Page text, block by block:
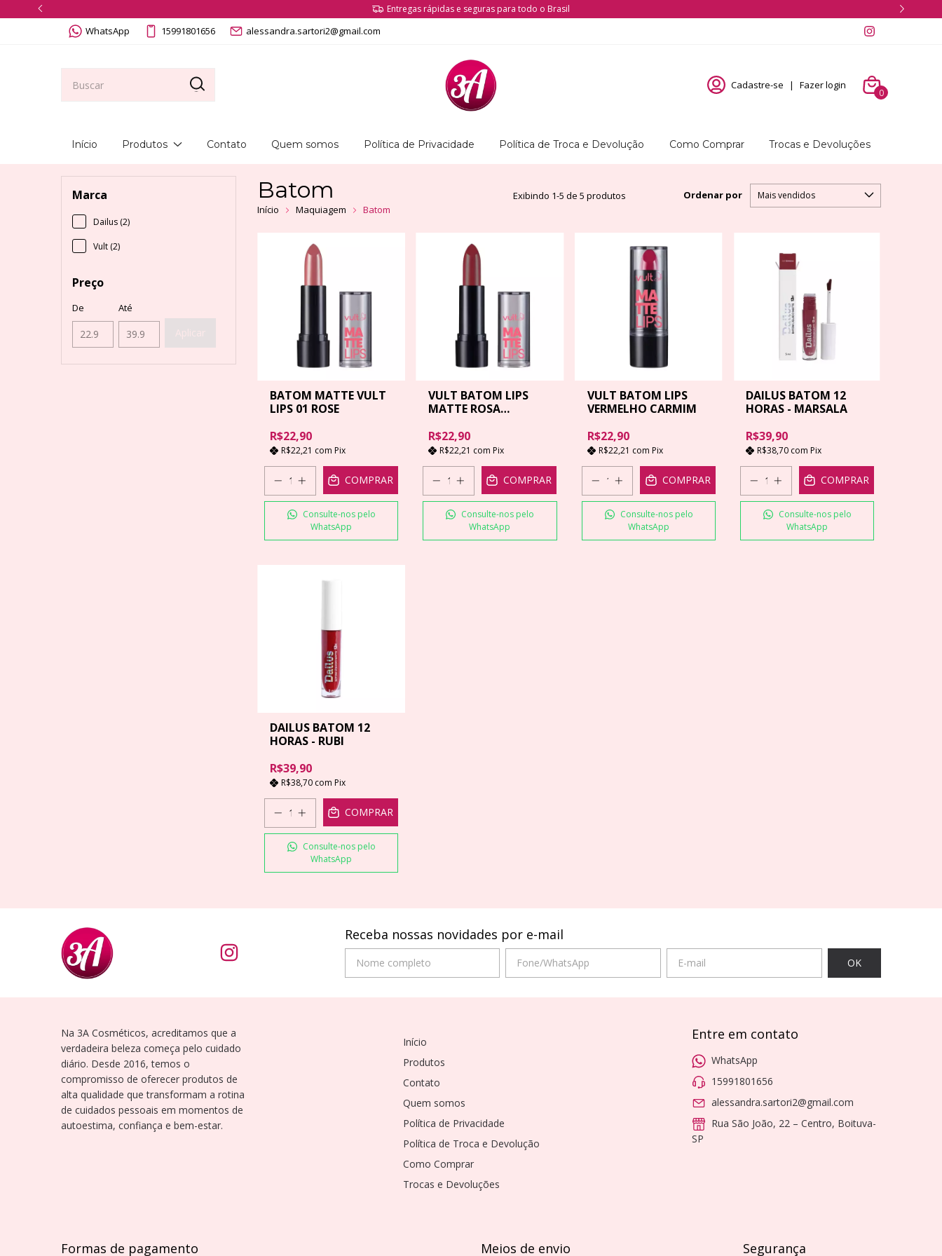
Entregas rápidas e seguras para todo o Brasil
WhatsApp 15991801656 alessandra.sartori2@gmail.com
Cadastre-se | Fazer login
0
Início Produtos Contato Quem somos Política de Privacidade Política de Troca e Devolução Como Comprar Trocas e Devoluções
Marca
Dailus (2)
Vult (2)
Preço
De Até
Aplicar
Batom
Início Maquiagem Batom
Exibindo 1-5 de 5 produtos Ordenar por
BATOM MATTE VULT
LIPS 01 ROSE
R$22,90
R$22,21 com Pix
COMPRAR
Consulte-nos pelo
WhatsApp
VULT BATOM LIPS
MATTE ROSA
R$22,90
R$22,21 com Pix
COMPRAR
Consulte-nos pelo
WhatsApp
VULT BATOM LIPS
VERMELHO CARMIM
R$22,90
R$22,21 com Pix
COMPRAR
Consulte-nos pelo
WhatsApp
DAILUS BATOM 12
HORAS - MARSALA
R$39,90
R$38,70 com Pix
COMPRAR
Consulte-nos pelo
WhatsApp
DAILUS BATOM 12
HORAS - RUBI
R$39,90
R$38,70 com Pix
COMPRAR
Consulte-nos pelo
WhatsApp
Receba nossas novidades por e-mail
Na 3A Cosméticos, acreditamos que a
verdadeira beleza começa pelo cuidado
diário. Desde 2016, temos o
compromisso de oferecer produtos de
alta qualidade que transformam a rotina
de cuidados pessoais em momentos de
autoestima, confiança e bem-estar.
Início
Produtos
Contato
Quem somos
Política de Privacidade
Política de Troca e Devolução
Como Comprar
Trocas e Devoluções
Entre em contato
WhatsApp
15991801656
alessandra.sartori2@gmail.com
Rua São João, 22 – Centro, Boituva-
SP
Formas de pagamento Meios de envio Segurança